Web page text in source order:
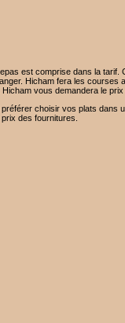
est comprise dans la tarif.
Hicham fera les courses
vous demandera le prix
choisir vos plats dans
des fournitures.